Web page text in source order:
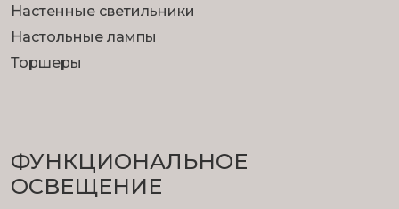
Настенные светильники
Настольные лампы
Торшеры
ФУНКЦИОНА­ЛЬНОЕ
ОСВЕЩЕНИЕ